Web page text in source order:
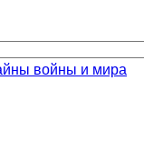
войны и мира